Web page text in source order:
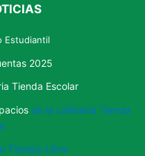
Estudiantil
2025
Tienda Escolar
de la cafetería Tienda
Tiempo Libre